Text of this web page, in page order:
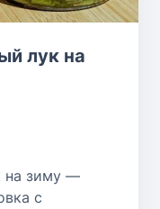
лук на
на зиму —
с